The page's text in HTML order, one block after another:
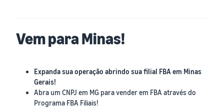
Vem para Minas!
Expanda sua operação abrindo sua filial FBA em Minas
Gerais!
Abra um CNPJ em MG para vender em FBA através do
Programa FBA Filiais!